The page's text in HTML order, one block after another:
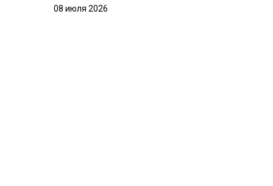
08 июля 2026